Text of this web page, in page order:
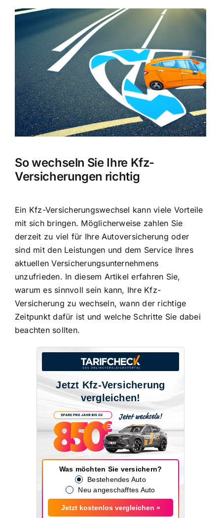
Zeige
grösseres
Bild
So wechseln Sie Ihre Kfz-
Versicherungen richtig
Ein Kfz-Versicherungswechsel kann viele Vorteile
mit sich bringen. Möglicherweise zahlen Sie
derzeit zu viel für Ihre Autoversicherung oder
sind mit den Leistungen und dem Service Ihres
aktuellen Versicherungsunternehmens
unzufrieden. In diesem Artikel erfahren Sie,
warum es sinnvoll sein kann, Ihre Kfz-
Versicherung zu wechseln, wann der richtige
Zeitpunkt dafür ist und welche Schritte Sie dabei
beachten sollten.
Jetzt Kfz-Versicherung
vergleichen!
Was möchten Sie versichern?
Bestehendes Auto
Neu angeschafftes Auto
Jetzt kostenlos vergleichen »